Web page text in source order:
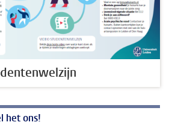
het ons!